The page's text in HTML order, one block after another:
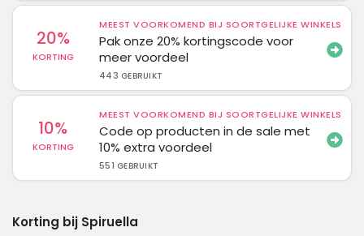
20%
KORTING
MEEST VOORKOMEND BIJ SOORTGELIJKE WINKELS
Pak onze 20% kortingscode voor
meer voordeel
443 GEBRUIKT
10%
KORTING
MEEST VOORKOMEND BIJ SOORTGELIJKE WINKELS
Code op producten in de sale met
10% extra voordeel
551 GEBRUIKT
Korting bij Spiruella